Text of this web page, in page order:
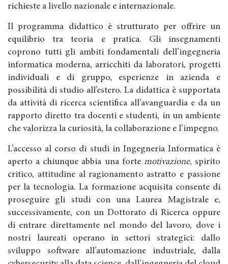
richieste a livello nazionale e internazionale.
Il programma didattico è strutturato per offrire un
equilibrio tra teoria e pratica. Gli insegnamenti
coprono tutti gli ambiti fondamentali dell’ingegneria
informatica moderna, arricchiti da laboratori, progetti
individuali e di gruppo, esperienze in azienda e
possibilità di studio all’estero. La didattica è supportata
da attività di ricerca scientifica all’avanguardia e da un
rapporto diretto tra docenti e studenti, in un ambiente
che valorizza la curiosità, la collaborazione e l’impegno.
L’accesso al corso di studi in Ingegneria Informatica è
aperto a chiunque abbia una forte motivazione, spirito
critico, attitudine al ragionamento astratto e passione
per la tecnologia. La formazione acquisita consente di
proseguire gli studi con una Laurea Magistrale e,
successivamente, con un Dottorato di Ricerca oppure
di entrare direttamente nel mondo del lavoro, dove i
nostri laureati operano in settori strategici: dallo
sviluppo software all’automazione industriale, dalla